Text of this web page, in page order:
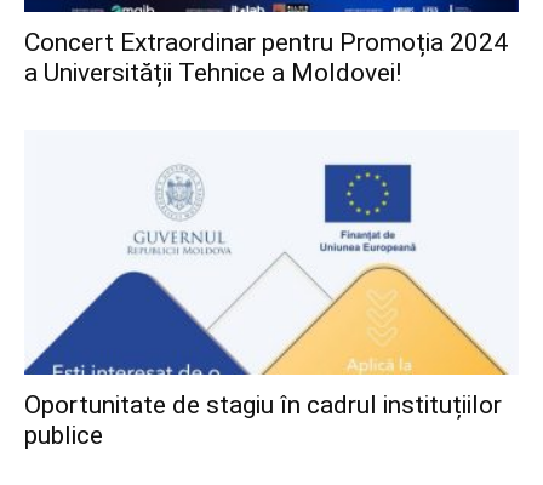
Concert Extraordinar pentru Promoția 2024
a Universității Tehnice a Moldovei!
Oportunitate de stagiu în cadrul instituțiilor
publice